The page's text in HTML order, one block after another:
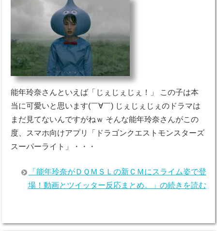
能年玲奈さんといえば「じぇじぇじぇ！」 この子は本
当に可愛いと思います(￣∀￣) じぇじぇじぇのドラマは
まだ見てないんですがねｗ そんな能年玲奈さんがこの
度、スマホ向けアプリ「ドラゴンクエストモンスターズ
スーパーライト」・・・
「能年玲奈がＤＱＭＳＬの新ＣＭにスライム姿で登
場！動画とツイッター反応まとめ。」の続きを読む